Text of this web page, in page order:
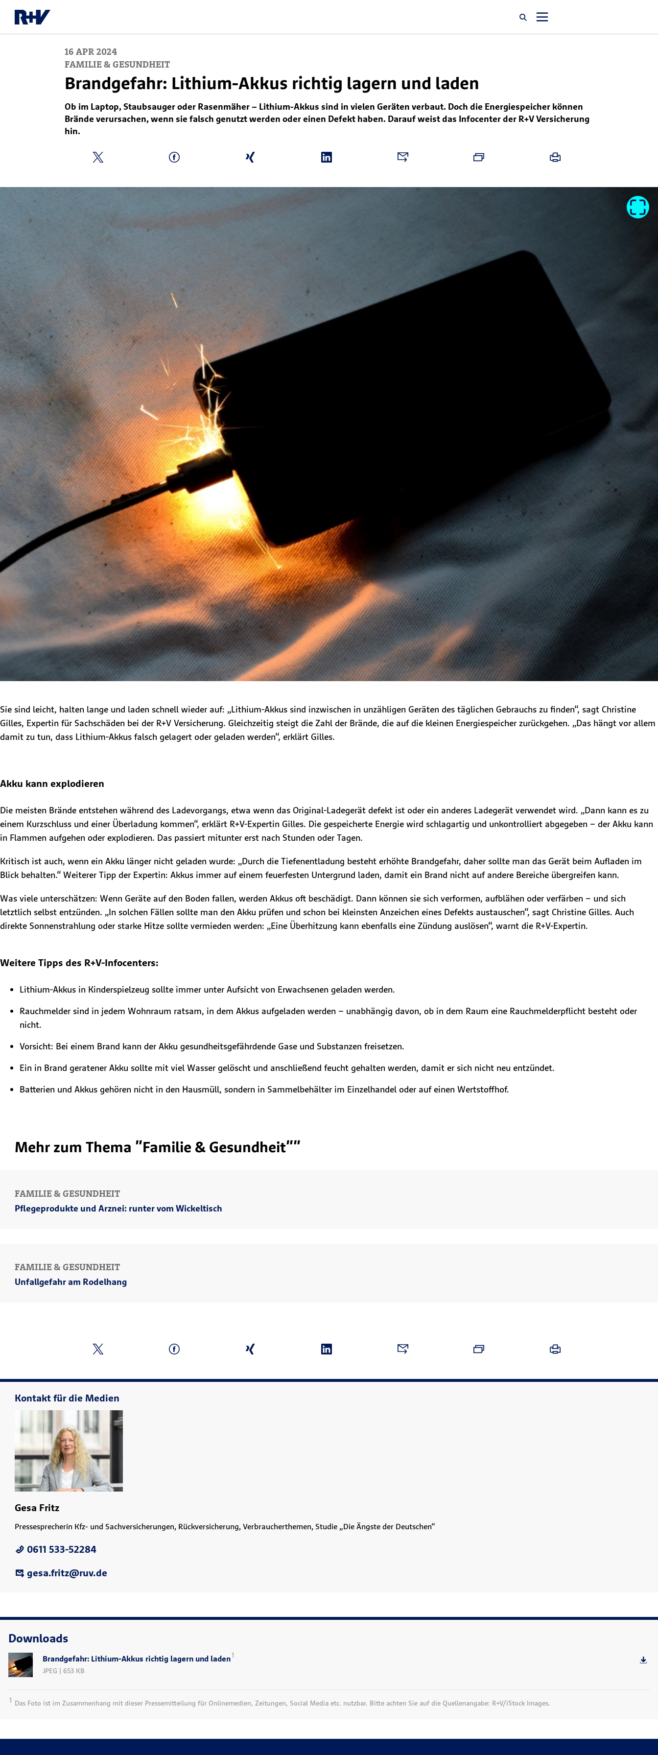
Über uns
16 APR 2024
FAMILIE & GESUNDHEIT
Brandgefahr: Lithium-Akkus richtig lagern und laden
Ob im Laptop, Staubsauger oder Rasenmäher – Lithium-Akkus sind in vielen Geräten verbaut. Doch die Energiespeicher können
Brände verursachen, wenn sie falsch genutzt werden oder einen Defekt haben. Darauf weist das Infocenter der R+V Versicherung
hin.
Sie sind leicht, halten lange und laden schnell wieder auf: „Lithium-Akkus sind inzwischen in unzähligen Geräten des täglichen Gebrauchs zu finden“, sagt Christine
Gilles, Expertin für Sachschäden bei der R+V Versicherung. Gleichzeitig steigt die Zahl der Brände, die auf die kleinen Energiespeicher zurückgehen. „Das hängt vor allem
damit zu tun, dass Lithium-Akkus falsch gelagert oder geladen werden“, erklärt Gilles.
Akku kann explodieren
Die meisten Brände entstehen während des Ladevorgangs, etwa wenn das Original-Ladegerät defekt ist oder ein anderes Ladegerät verwendet wird. „Dann kann es zu
einem Kurzschluss und einer Überladung kommen“, erklärt R+V-Expertin Gilles. Die gespeicherte Energie wird schlagartig und unkontrolliert abgegeben – der Akku kann
in Flammen aufgehen oder explodieren. Das passiert mitunter erst nach Stunden oder Tagen.
Kritisch ist auch, wenn ein Akku länger nicht geladen wurde: „Durch die Tiefenentladung besteht erhöhte Brandgefahr, daher sollte man das Gerät beim Aufladen im
Blick behalten.“ Weiterer Tipp der Expertin: Akkus immer auf einem feuerfesten Untergrund laden, damit ein Brand nicht auf andere Bereiche übergreifen kann.
Was viele unterschätzen: Wenn Geräte auf den Boden fallen, werden Akkus oft beschädigt. Dann können sie sich verformen, aufblähen oder verfärben – und sich
letztlich selbst entzünden. „In solchen Fällen sollte man den Akku prüfen und schon bei kleinsten Anzeichen eines Defekts austauschen“, sagt Christine Gilles. Auch
direkte Sonnenstrahlung oder starke Hitze sollte vermieden werden: „Eine Überhitzung kann ebenfalls eine Zündung auslösen“, warnt die R+V-Expertin.
Weitere Tipps des R+V-Infocenters:
Lithium-Akkus in Kinderspielzeug sollte immer unter Aufsicht von Erwachsenen geladen werden.
Rauchmelder sind in jedem Wohnraum ratsam, in dem Akkus aufgeladen werden – unabhängig davon, ob in dem Raum eine Rauchmelderpflicht besteht oder
nicht.
Vorsicht: Bei einem Brand kann der Akku gesundheitsgefährdende Gase und Substanzen freisetzen.
Ein in Brand geratener Akku sollte mit viel Wasser gelöscht und anschließend feucht gehalten werden, damit er sich nicht neu entzündet.
Batterien und Akkus gehören nicht in den Hausmüll, sondern in Sammelbehälter im Einzelhandel oder auf einen Wertstoffhof.
Mehr zum Thema "Familie & Gesundheit""
FAMILIE & GESUNDHEIT
Pflegeprodukte und Arznei: runter vom Wickeltisch
FAMILIE & GESUNDHEIT
Unfallgefahr am Rodelhang
Kontakt für die Medien
Gesa Fritz
Pressesprecherin Kfz- und Sachversicherungen, Rückversicherung, Verbraucherthemen, Studie „Die Ängste der Deutschen“
0611 533-52284
gesa.fritz@ruv.de
Downloads
Brandgefahr: Lithium-Akkus richtig lagern und laden1
JPEG | 653 KB
1 Das Foto ist im Zusammenhang mit dieser Pressemitteilung für Onlinemedien, Zeitungen, Social Media etc. nutzbar. Bitte achten Sie auf die Quellenangabe: R+V/iStock Images.